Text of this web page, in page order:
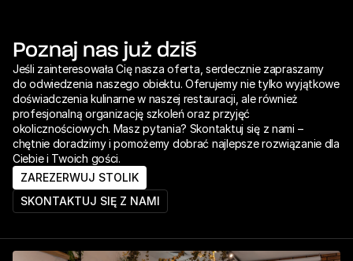
Poznaj nas już dziś
Jeśli zainteresowała Cię nasza oferta, serdecznie zapraszamy
do odwiedzenia naszego obiektu. Oferujemy nie tylko wyjątkowe
doświadczenia kulinarne w naszej restauracji, ale również
profesjonalną organizację szkoleń oraz przyjęć
okolicznościowych. Masz pytania? Skontaktuj się z nami –
chętnie doradzimy i pomożemy dobrać najlepsze rozwiązanie dla
Ciebie i Twoich gości.
ZAREZERWUJ STOLIK
SKONTAKTUJ SIĘ Z NAMI